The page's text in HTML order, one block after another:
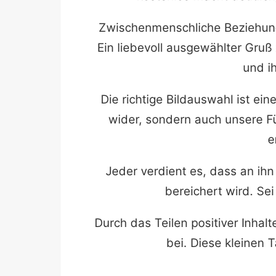
Zwischenmenschliche
Ein liebevoll ausgewählter
und
Die richtige Bildauswahl ist
wider, sondern auch unsere
Jeder verdient es, dass an
bereichert wird.
Durch das Teilen positiver
bei. Diese kleinen